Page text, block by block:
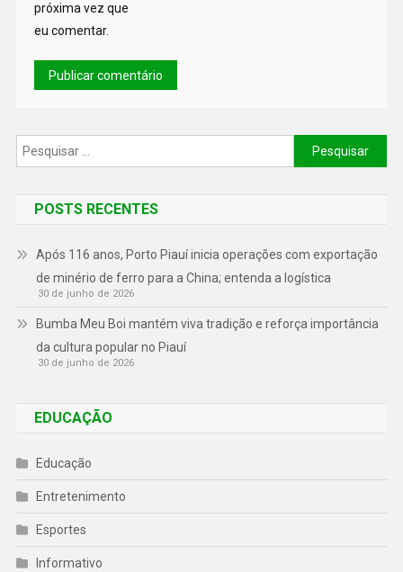
próxima vez que
eu comentar.
POSTS RECENTES
Após 116 anos, Porto Piauí inicia operações com exportação
de minério de ferro para a China; entenda a logística
30 de junho de 2026
Bumba Meu Boi mantém viva tradição e reforça importância
da cultura popular no Piauí
30 de junho de 2026
EDUCAÇÃO
Educação
Entretenimento
Esportes
Informativo